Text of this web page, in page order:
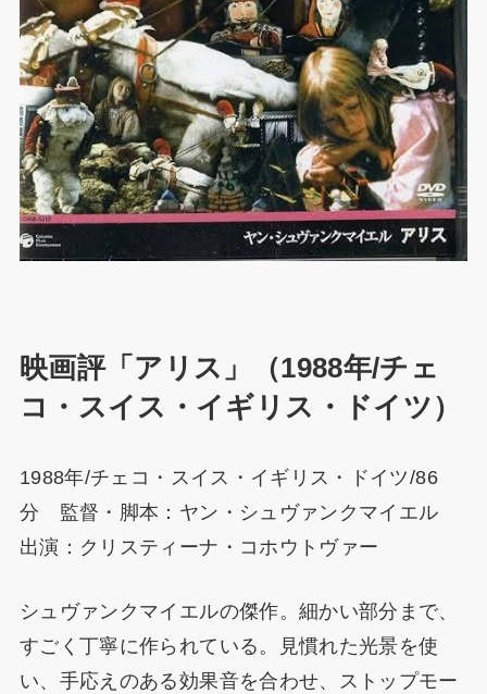
映画評「アリス」（1988年/チェ
コ・スイス・イギリス・ドイツ）
1988年/チェコ・スイス・イギリス・ドイツ/86
分 監督・脚本：ヤン・シュヴァンクマイエル
出演：クリスティーナ・コホウトヴァー
シュヴァンクマイエルの傑作。細かい部分まで、
すごく丁寧に作られている。見慣れた光景を使
い、手応えのある効果音を合わせ、ストップモー